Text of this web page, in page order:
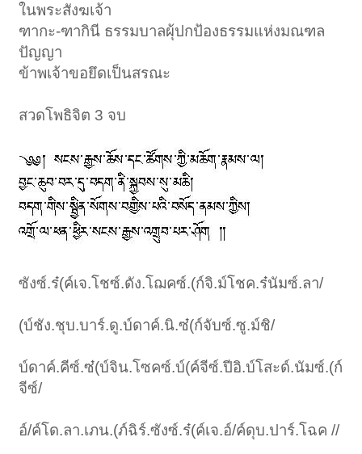
ในพระสังฆเจ้า
ฑากะ-ฑากินี ธรรมบาลผุ้ปกป้องธรรมแห่งมณฑล
ปัญญา
ข้าพเจ้าขอยึดเป็นสรณะ
สวดโพธิจิต 3 จบ
ซังซ์.ร๋(ค์เจ.โชซ์.ดัง.โฌคซ์.(ก์จิ.ม์โชค.ร๋นัมซ์.ลา/
(บ์ชัง.ชุบ.บาร์.ดู.บ์ดาค์.นิ.ซ๋(ก์จับซ์.ซู.ม์ชิ/
บ์ดาค์.คีซ์.ซ๋(บ์จิน.โซคซ์.บ์(ค์จีซ์.ปีอิ.บ์โสะด์.นัมซ์.(ก์
จีซ์/
อ์/ค์โด.ลา.เภน.(ภ์ฉิร์.ซังซ์.ร๋(ค์เจ.อ์/ค์ดุบ.ปาร์.โฉค //